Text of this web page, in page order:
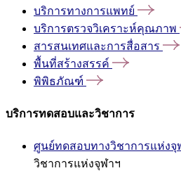
บริการทางการแพทย์
บริการตรวจวิเคราะห์คุณภาพ
สารสนเทศและการสื่อสาร
พื้นที่สร้างสรรค์
พิพิธภัณฑ์
บริการทดสอบและวิชาการ
ศูนย์ทดสอบทางวิชาการแห่งจุ
วิชาการแห่งจุฬาฯ